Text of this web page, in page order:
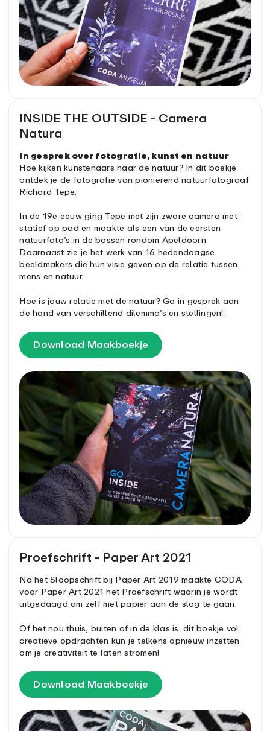
INSIDE THE OUTSIDE - Camera
Natura
In gesprek over fotografie, kunst en natuur
Hoe kijken kunstenaars naar de natuur? In dit boekje
ontdek je de fotografie van pionierend natuurfotograaf
Richard Tepe.
In de 19e eeuw ging Tepe met zijn zware camera met
statief op pad en maakte als een van de eersten
natuurfoto’s in de bossen rondom Apeldoorn.
Daarnaast zie je het werk van 16 hedendaagse
beeldmakers die hun visie geven op de relatie tussen
mens en natuur.
Hoe is jouw relatie met de natuur? Ga in gesprek aan
de hand van verschillend dilemma’s en stellingen!
Download Maakboekje
Proefschrift - Paper Art 2021
Na het Sloopschrift bij Paper Art 2019 maakte CODA
voor Paper Art 2021 het Proefschrift waarin je wordt
uitgedaagd om zelf met papier aan de slag te gaan.
Of het nou thuis, buiten of in de klas is: dit boekje vol
creatieve opdrachten kun je telkens opnieuw inzetten
om je creativiteit te laten stromen!
Download Maakboekje